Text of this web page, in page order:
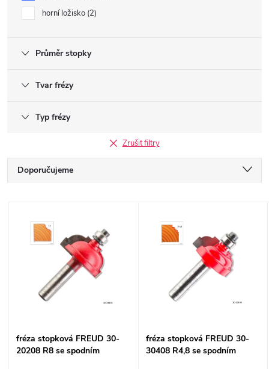
horní ložisko 2
Průměr stopky
Tvar frézy
Typ frézy
Zrušit filtry
Ř
p
Doporučujeme
Nejprodávanější
sfréza stopková FREUD 30-
20208 R8 se spodním
fréza stopková FREUD 30-
30408 R4,8 se spodním